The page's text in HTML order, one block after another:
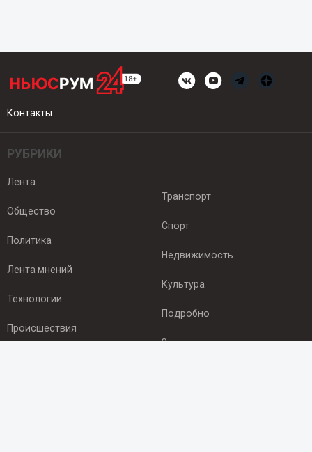
Контакты
РУБРИКИ
Лента
Общество
Политика
Лента мнений
Технологии
Происшествия
Транспорт
Спорт
Недвижимость
Культура
Подробно
Здоровье